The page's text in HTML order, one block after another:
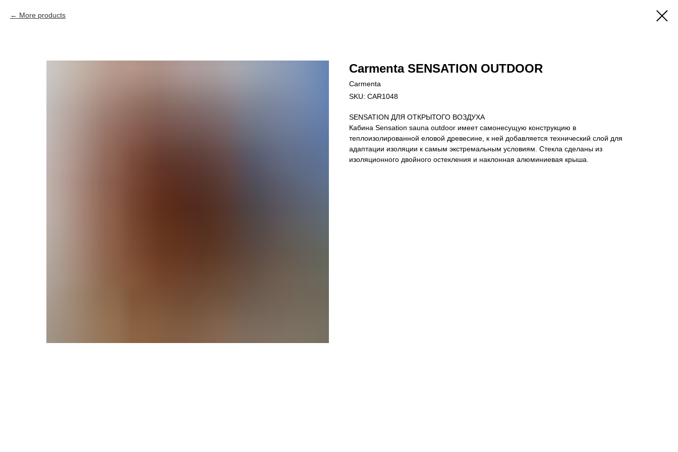
More products
Carmenta SENSATION OUTDOOR
Carmenta
SKU: CAR1048
SENSATION ДЛЯ ОТКРЫТОГО ВОЗДУХА
Кабина Sensation sauna outdoor имеет самонесущую конструкцию в
теплоизолированной еловой древесине, к ней добавляется технический слой для
адаптации изоляции к самым экстремальным условиям. Стекла сделаны из
изоляционного двойного остекления и наклонная алюминиевая крыша.